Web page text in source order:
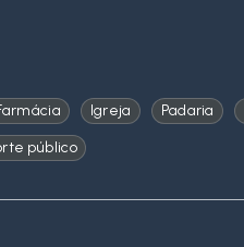
Igreja Padaria
público